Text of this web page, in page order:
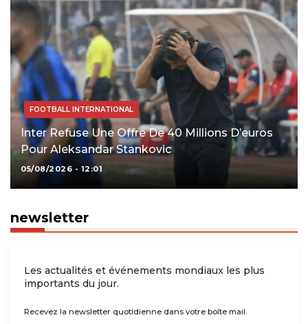
FOOTBALL INTERNATIONAL
Inter Refuse Une Offre De 40 Millions D’euros
Pour Aleksandar Stankovic
05/08/2026 - 12:01
newsletter
Les actualités et événements mondiaux les plus
importants du jour.
Recevez la newsletter quotidienne dans votre boîte mail.